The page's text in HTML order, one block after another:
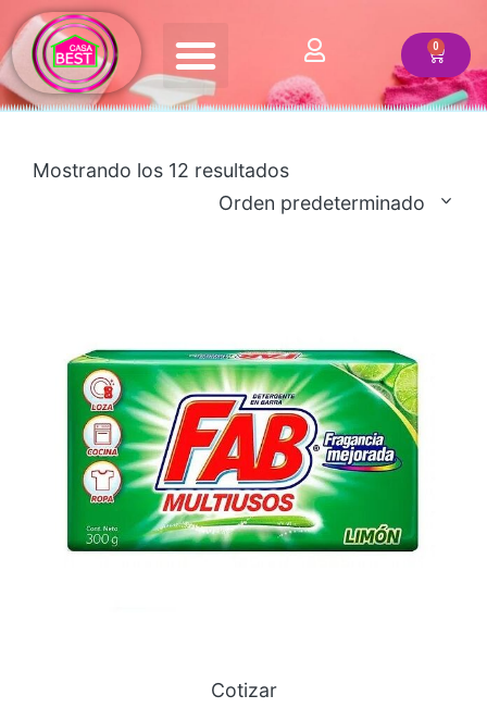
Mostrando los 12 resultados
Orden predeterminado
Cotizar